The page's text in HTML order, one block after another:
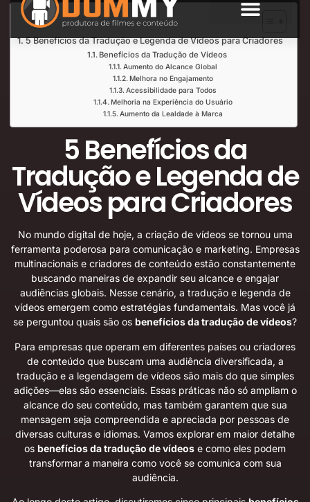
Índice de Leitura
5 Benefícios da Tradução e Legenda de Vídeos para Criadores
Benefícios da Tradução de Vídeos
Aumento do Alcance Global
Melhora no Engajamento
Acessibilidade para Todos
Melhoria na Experiência do Usuário
Aumento da Lealdade à Marca
5 Benefícios da
Tradução e Legenda de
Vídeos para Criadores
No mundo digital de hoje, a criação de vídeos se tornou uma
ferramenta poderosa para comunicação e marketing. Empresas
multinacionais e criadores de conteúdo estão constantemente
buscando maneiras de expandir seu alcance e engajar
audiências globais. Nesse cenário, a tradução e legenda de
vídeos emergem como estratégias fundamentais. Mas você já
se perguntou quais são os benefícios da tradução de vídeos?
Para empresas que operam em diferentes países ou criadores
de conteúdo que buscam uma audiência diversificada, a
tradução e a legendagem de vídeos são mais do que simples
adições—elas são essenciais. Essas práticas não só ampliam o
alcance do seu conteúdo, mas também garantem que sua
mensagem seja compreendida e apreciada por pessoas de
diversas culturas e idiomas. Vamos explorar em maior detalhe
os benefícios da tradução de vídeos e como eles podem
transformar a maneira como você se comunica com sua
audiência.